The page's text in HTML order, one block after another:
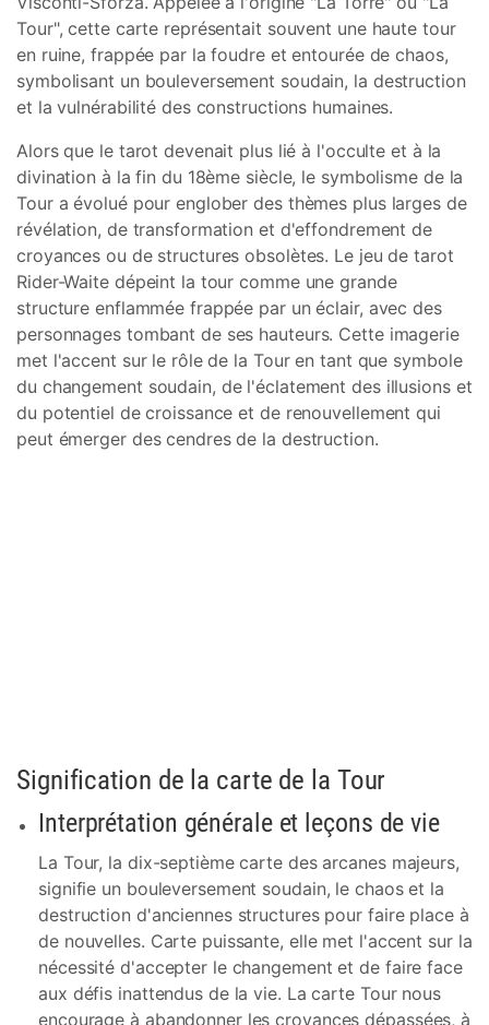
Tour", cette carte représentait souvent une haute tour
en ruine, frappée par la foudre et entourée de chaos,
symbolisant un bouleversement soudain, la destruction
et la vulnérabilité des constructions humaines.
Alors que le tarot devenait plus lié à l'occulte et à la
divination à la fin du 18ème siècle, le symbolisme de la
Tour a évolué pour englober des thèmes plus larges de
révélation, de transformation et d'effondrement de
croyances ou de structures obsolètes. Le jeu de tarot
Rider-Waite dépeint la tour comme une grande
structure enflammée frappée par un éclair, avec des
personnages tombant de ses hauteurs. Cette imagerie
met l'accent sur le rôle de la Tour en tant que symbole
du changement soudain, de l'éclatement des illusions et
du potentiel de croissance et de renouvellement qui
peut émerger des cendres de la destruction.
Signification de la carte de la Tour
Interprétation générale et leçons de vie
La Tour, la dix-septième carte des arcanes majeurs,
signifie un bouleversement soudain, le chaos et la
destruction d'anciennes structures pour faire place à
de nouvelles. Carte puissante, elle met l'accent sur la
nécessité d'accepter le changement et de faire face
aux défis inattendus de la vie. La carte Tour nous
encourage à abandonner les croyances dépassées, à